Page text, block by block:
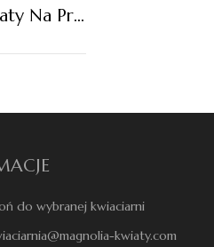
Kwiaciarnia Na Pradze, Czyli Gdzie Kupić Kwiaty Na Prawym Brzegu Wisły?
do wybranej kwiaciarni
kwiaty.com